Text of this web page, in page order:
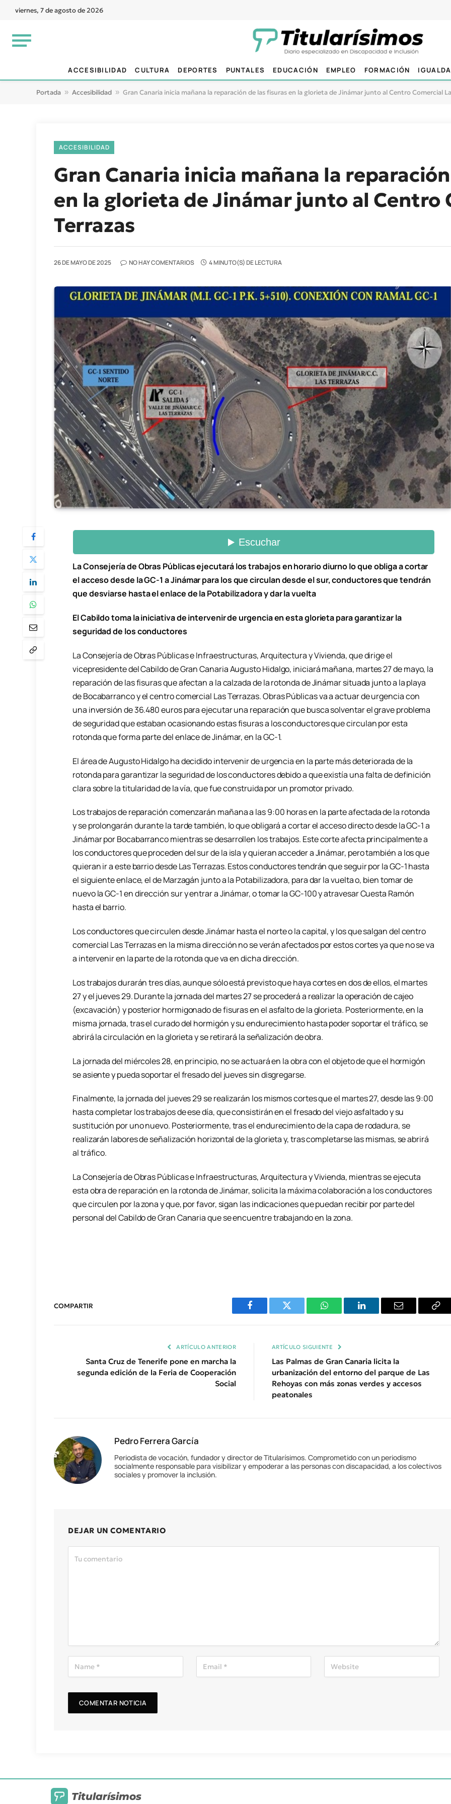
viernes, 7 de agosto de 2026
ACCESIBILIDAD CULTURA DEPORTES PUNTALES EDUCACIÓN EMPLEO FORMACIÓN
Portada » Accesibilidad » Gran Canaria inicia mañana la reparación de las fisuras en la glorieta de Jinámar junto al Centro Comercial
ACCESIBILIDAD
Gran Canaria inicia mañana la
en la glorieta de Jinámar junto al Centro
Terrazas
26 DE MAYO DE 2025 NO HAY COMENTARIOS 4 MINUTO(S) DE LECTURA
La Consejería de Obras Públicas ejecutará los trabajos en horario diurno lo que obliga a cortar
el acceso desde la GC-1 a Jinámar para los que circulan desde el sur, conductores que tendrán
que desviarse hasta el enlace de la Potabilizadora y dar la vuelta
El Cabildo toma la iniciativa de intervenir de urgencia en esta glorieta para garantizar la
seguridad de los conductores
La Consejería de Obras Públicas e Infraestructuras, Arquitectura y Vivienda, que dirige el
vicepresidente del Cabildo de Gran Canaria Augusto Hidalgo, iniciará mañana, martes 27 de mayo, la
reparación de las fisuras que afectan a la calzada de la rotonda de Jinámar situada junto a la playa
de Bocabarranco y el centro comercial Las Terrazas. Obras Públicas va a actuar de urgencia con
una inversión de 36.480 euros para ejecutar una reparación que busca solventar el grave problema
de seguridad que estaban ocasionando estas fisuras a los conductores que circulan por esta
rotonda que forma parte del enlace de Jinámar, en la GC-1.
El área de Augusto Hidalgo ha decidido intervenir de urgencia en la parte más deteriorada de la
rotonda para garantizar la seguridad de los conductores debido a que existía una falta de definición
clara sobre la titularidad de la vía, que fue construida por un promotor privado.
Los trabajos de reparación comenzarán mañana a las 9:00 horas en la parte afectada de la rotonda
y se prolongarán durante la tarde también, lo que obligará a cortar el acceso directo desde la GC-1 a
Jinámar por Bocabarranco mientras se desarrollen los trabajos. Este corte afecta principalmente a
los conductores que proceden del sur de la isla y quieran acceder a Jinámar, pero también a los que
quieran ir a este barrio desde Las Terrazas. Estos conductores tendrán que seguir por la GC-1 hasta
el siguiente enlace, el de Marzagán junto a la Potabilizadora, para dar la vuelta o, bien tomar de
nuevo la GC-1 en dirección sur y entrar a Jinámar, o tomar la GC-100 y atravesar Cuesta Ramón
hasta el barrio.
Los conductores que circulen desde Jinámar hasta el norte o la capital, y los que salgan del centro
comercial Las Terrazas en la misma dirección no se verán afectados por estos cortes ya que no se va
a intervenir en la parte de la rotonda que va en dicha dirección.
Los trabajos durarán tres días, aunque sólo está previsto que haya cortes en dos de ellos, el martes
27 y el jueves 29. Durante la jornada del martes 27 se procederá a realizar la operación de cajeo
(excavación) y posterior hormigonado de fisuras en el asfalto de la glorieta. Posteriormente, en la
misma jornada, tras el curado del hormigón y su endurecimiento hasta poder soportar el tráfico, se
abrirá la circulación en la glorieta y se retirará la señalización de obra.
La jornada del miércoles 28, en principio, no se actuará en la obra con el objeto de que el hormigón
se asiente y pueda soportar el fresado del jueves sin disgregarse.
Finalmente, la jornada del jueves 29 se realizarán los mismos cortes que el martes 27, desde las 9:00
hasta completar los trabajos de ese día, que consistirán en el fresado del viejo asfaltado y su
sustitución por uno nuevo. Posteriormente, tras el endurecimiento de la capa de rodadura, se
realizarán labores de señalización horizontal de la glorieta y, tras completarse las mismas, se abrirá
al tráfico.
La Consejería de Obras Públicas e Infraestructuras, Arquitectura y Vivienda, mientras se ejecuta
esta obra de reparación en la rotonda de Jinámar, solicita la máxima colaboración a los conductores
que circulen por la zona y que, por favor, sigan las indicaciones que puedan recibir por parte del
personal del Cabildo de Gran Canaria que se encuentre trabajando en la zona.
COMPARTIR
Facebook Twitter WhatsAppLinkedIn Email
ARTÍCULO ANTERIOR
Santa Cruz de Tenerife pone en marcha la
segunda edición de la Feria de Cooperación
Social
ARTÍCULO SIGUIENTE
Las Palmas de Gran Canaria licita la
urbanización del entorno del parque de Las
Rehoyas con más zonas verdes y accesos
peatonales
Pedro Ferrera García
Periodista de vocación, fundador y director de Titularísimos. Comprometido con un periodismo
socialmente responsable para visibilizar y empoderar a las personas con discapacidad, a los colectivos
sociales y promover la inclusión.
DEJAR UN COMENTARIO
Titularísimos